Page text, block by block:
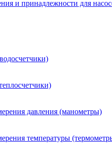
и принадлежности для
давления (манометры)
температуры